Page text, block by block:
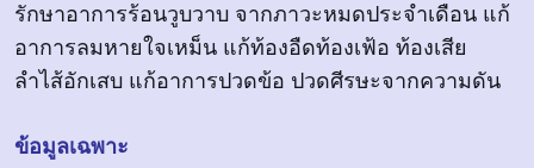
รักษาอาการร้อนวูบวาบ จากภาวะหมดประจำเดือน แก้
อาการลมหายใจเหม็น แก้ท้องอืดท้องเฟ้อ ท้องเสีย
ลำไส้อักเสบ แก้อาการปวดข้อ ปวดศีรษะจากความดัน
ข้อมูลเฉพาะ